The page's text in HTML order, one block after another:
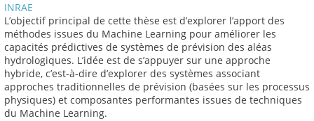
INRAE
L’objectif principal de cette thèse est d’explorer l’apport des
méthodes issues du Machine Learning pour améliorer les
capacités prédictives de systèmes de prévision des aléas
hydrologiques. L’idée est de s’appuyer sur une approche
hybride, c’est-à-dire d’explorer des systèmes associant
approches traditionnelles de prévision (basées sur les processus
physiques) et composantes performantes issues de techniques
du Machine Learning.